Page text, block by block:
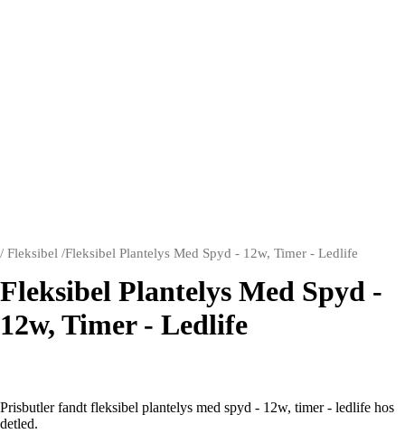
/ Fleksibel /Fleksibel Plantelys Med Spyd - 12w, Timer - Ledlife
Fleksibel Plantelys Med Spyd -
12w, Timer - Ledlife
Prisbutler fandt fleksibel plantelys med spyd - 12w, timer - ledlife hos
detled.